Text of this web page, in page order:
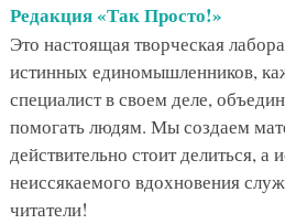
Редакция «Так Просто!»
Это настоящая творческая
истинных единомышленников,
специалист в своем деле,
помогать людям. Мы создаем
действительно стоит делиться, а
неиссякаемого вдохновения
читатели!